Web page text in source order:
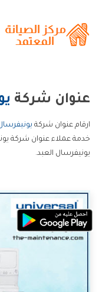
عنوان شركة
ارقام عنوان شركة
خدمة عملاء عنوان شركة
يونيفرسال العبد.